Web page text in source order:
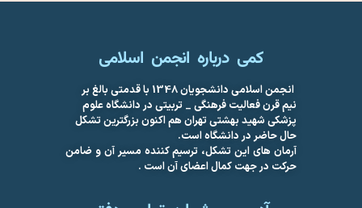
کمی درباره انجمن اسلامی
انجمن اسلامی دانشجویان 1348 با قدمتی بالغ بر
نیم قرن فعالیت فرهنگی _ تربیتی در دانشگاه علوم
پزشکی شهید بهشتی تهران هم اکنون بزرگترین تشکل
حال حاضر در دانشگاه است.
آرمان های این تشکل، ترسیم کننده مسیر آن و ضامن
حرکت در جهت کمال اعضای آن است .